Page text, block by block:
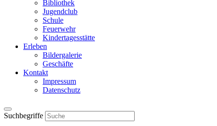
Bibliothek
Jugendclub
Schule
Feuerwehr
Kindertagesstätte
Erleben
Bildergalerie
Geschäfte
Kontakt
Impressum
Datenschutz
Suchbegriffe